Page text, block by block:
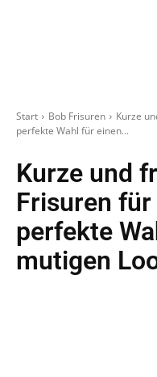
Start Bob Frisuren
Kurze
perfekte Wahl für einen...
Kurze und
Frisuren für
perfekte
mutigen